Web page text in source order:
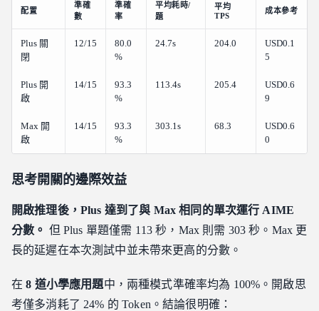
配置
準確
數
準確
率
平均耗時/
題
平均
TPS
成本參考
Plus 關
閉
12/15
80.0
%
24.7s 204.0
USD0.1
5
Plus 開
啟
14/15
93.3
%
113.4s 205.4
USD0.6
9
Max 開
啟
14/15
93.3
%
303.1s 68.3
USD0.6
0
思考開關的邊際效益
開啟推理後，Plus 達到了與 Max 相同的單次運行 AIME
分數。 但 Plus 單題僅需 113 秒，Max 則需 303 秒。Max 更
長的延遲在本次測試中並未帶來更高的分數。
在8 道小學應用題中，兩種模式準確率均為 100%。開啟思
考僅多消耗了 24% 的 Token。結論很明確：